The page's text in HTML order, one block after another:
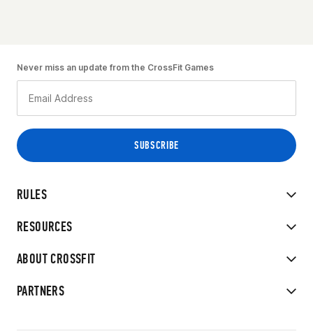
RULES
RESOURCES
ABOUT CROSSFIT
PARTNERS
Never miss an update from the CrossFit Games